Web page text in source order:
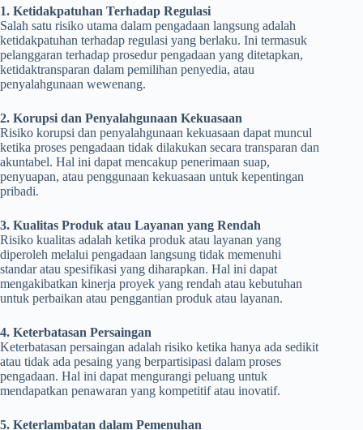
1. Ketidakpatuhan Terhadap Regulasi
Salah satu risiko utama dalam pengadaan langsung adalah
ketidakpatuhan terhadap regulasi yang berlaku. Ini termasuk
pelanggaran terhadap prosedur pengadaan yang ditetapkan,
ketidaktransparan dalam pemilihan penyedia, atau
penyalahgunaan wewenang.
2. Korupsi dan Penyalahgunaan Kekuasaan
Risiko korupsi dan penyalahgunaan kekuasaan dapat muncul
ketika proses pengadaan tidak dilakukan secara transparan dan
akuntabel. Hal ini dapat mencakup penerimaan suap,
penyuapan, atau penggunaan kekuasaan untuk kepentingan
pribadi.
3. Kualitas Produk atau Layanan yang Rendah
Risiko kualitas adalah ketika produk atau layanan yang
diperoleh melalui pengadaan langsung tidak memenuhi
standar atau spesifikasi yang diharapkan. Hal ini dapat
mengakibatkan kinerja proyek yang rendah atau kebutuhan
untuk perbaikan atau penggantian produk atau layanan.
4. Keterbatasan Persaingan
Keterbatasan persaingan adalah risiko ketika hanya ada sedikit
atau tidak ada pesaing yang berpartisipasi dalam proses
pengadaan. Hal ini dapat mengurangi peluang untuk
mendapatkan penawaran yang kompetitif atau inovatif.
5. Keterlambatan dalam Pemenuhan